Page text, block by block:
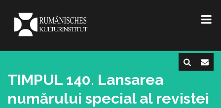
TIMPUL 140. Lansarea
numărului special al revistei